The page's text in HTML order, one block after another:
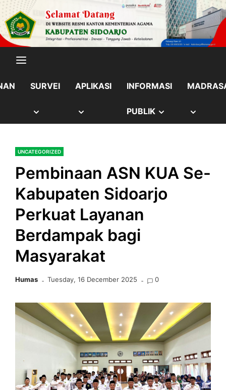
content
Skip
to
content
SURVEI APLIKASI INFORMASI
PUBLIK SHOW
UNCATEGORIZED
Pembinaan ASN KUA Se-
Kabupaten Sidoarjo
Perkuat Layanan
Berdampak bagi
Masyarakat
Humas Tuesday, 16 December 2025 0